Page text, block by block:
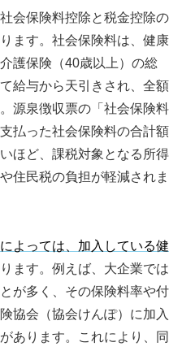
会保険料控除と税金控除の
ます。社会保険料は、健康
護保険（40歳以上）の総
給与から天引きされ、全額
源泉徴収票の「社会保険料
払った社会保険料の合計額
ほど、課税対象となる所得
住民税の負担が軽減されま
よっては、加入している健
ます。例えば、大企業では
が多く、その保険料率や付
協会（協会けんぽ）に加入
あります。これにより、同